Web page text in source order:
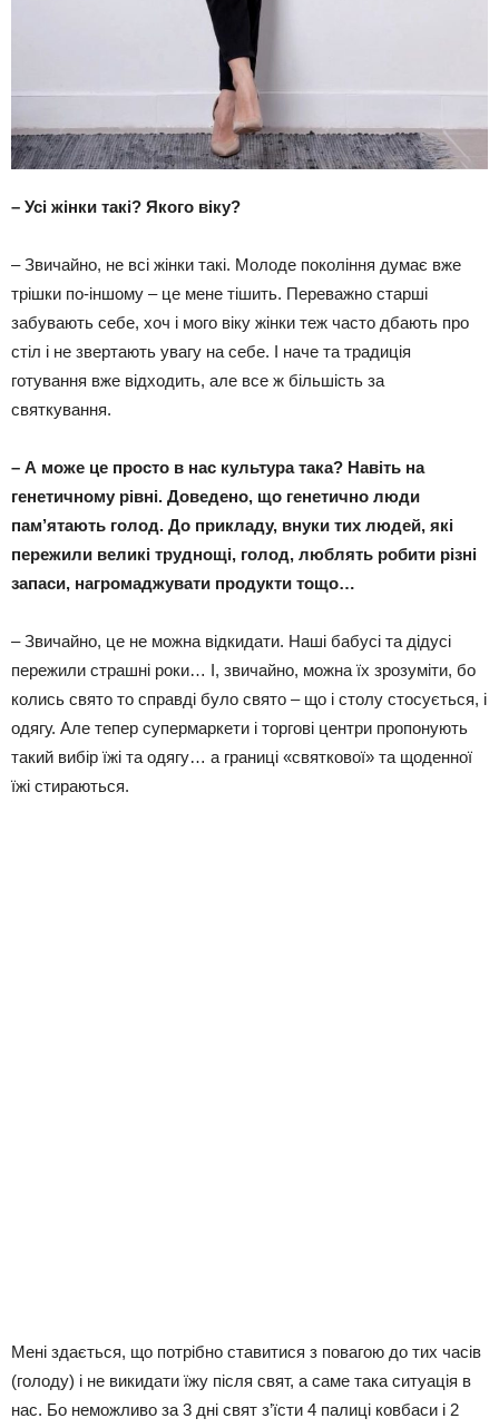
– Усі жінки такі? Якого віку?
– Звичайно, не всі жінки такі. Молоде покоління думає вже
трішки по-іншому – це мене тішить. Переважно старші
забувають себе, хоч і мого віку жінки теж часто дбають про
стіл і не звертають увагу на себе. І наче та традиція
готування вже відходить, але все ж більшість за
святкування.
– А може це просто в нас культура така? Навіть на
генетичному рівні. Доведено, що генетично люди
пам’ятають голод. До прикладу, внуки тих людей, які
пережили великі труднощі, голод, люблять робити різні
запаси, нагромаджувати продукти тощо…
– Звичайно, це не можна відкидати. Наші бабусі та дідусі
пережили страшні роки… І, звичайно, можна їх зрозуміти, бо
колись свято то справді було свято – що і столу стосується, і
одягу. Але тепер супермаркети і торгові центри пропонують
такий вибір їжі та одягу… а границі «святкової» та щоденної
їжі стираються.
Мені здається, що потрібно ставитися з повагою до тих часів
(голоду) і не викидати їжу після свят, а саме така ситуація в
нас. Бо неможливо за 3 дні свят з’їсти 4 палиці ковбаси і 2